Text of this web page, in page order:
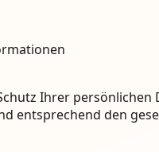
Ihrer
entsprechend den